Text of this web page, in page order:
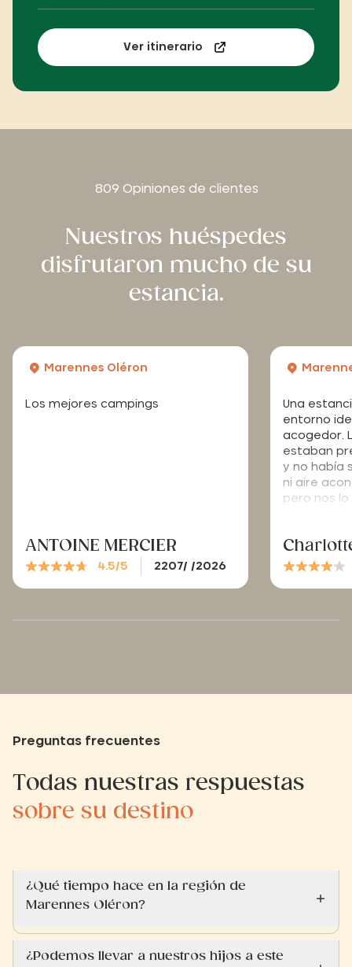
Ver itinerario
809 Opiniones de clientes
Nuestros huéspedes
disfrutaron mucho de su
estancia.
Marennes Oléron
Los mejores campings
ANTOINE MERCIER
4.5/5 2207/ /2026
Una
entorno
acogedor.
estaban
y no había
ni aire
pero nos
Preguntas frecuentes
Todas nuestras respuestas
sobre su destino
¿Qué tiempo hace en la región de
Marennes Oléron?
¿Podemos llevar a nuestros hijos a este